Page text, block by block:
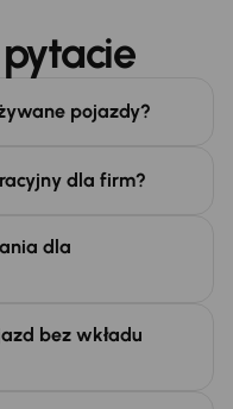
pojazdy?
dla
dla firm?
bez wkładu